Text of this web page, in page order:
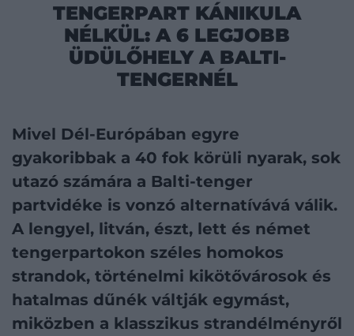
TENGERPART KÁNIKULA
NÉLKÜL: A 6 LEGJOBB
ÜDÜLŐHELY A BALTI-
TENGERNÉL
Mivel Dél-Európában egyre
gyakoribbak a 40 fok körüli nyarak, sok
utazó számára a Balti-tenger
partvidéke is vonzó alternatívává válik.
A lengyel, litván, észt, lett és német
tengerpartokon széles homokos
strandok, történelmi kikötővárosok és
hatalmas dűnék váltják egymást,
miközben a klasszikus strandélményről